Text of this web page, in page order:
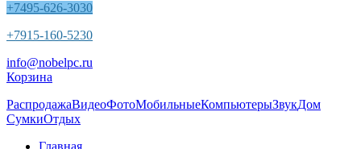
+7495-626-3030
+7915-160-5230
info@nobelpc.ru
Корзина
РаспродажаВидеоФотоМобильныеКомпьютерыЗвукДом
СумкиОтдых
Главная